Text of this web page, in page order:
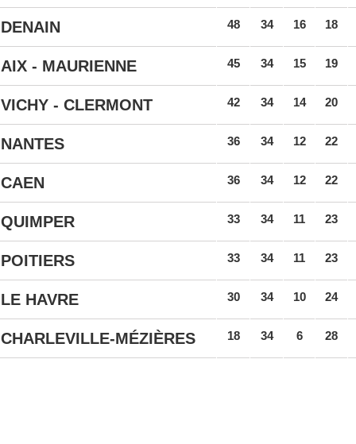
DENAIN 48 34 16 18
AIX - MAURIENNE 45 34 15 19
VICHY - CLERMONT 42 34 14 20
NANTES 36 34 12 22
CAEN 36 34 12 22
QUIMPER 33 34 11 23
POITIERS 33 34 11 23
LE HAVRE 30 34 10 24
CHARLEVILLE-MÉZIÈRES 18 34 6 28